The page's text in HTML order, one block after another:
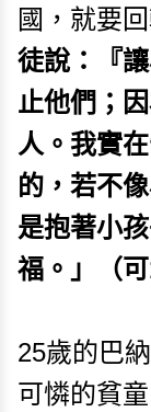
國，就要
徒說：『
止他們；
人。我實
的，若不
是抱著小
福。」（可
25歲的巴
可憐的貧